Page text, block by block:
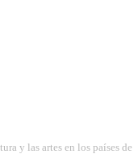
y las artes en los países de